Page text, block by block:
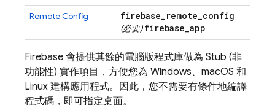
Remote Config firebase_remote_config
(必要) firebase_app
Firebase 會提供其餘的電腦版程式庫做為 Stub (非
功能性) 實作項目，方便您為 Windows、macOS 和
Linux 建構應用程式。因此，您不需要有條件地編譯
程式碼，即可指定桌面。